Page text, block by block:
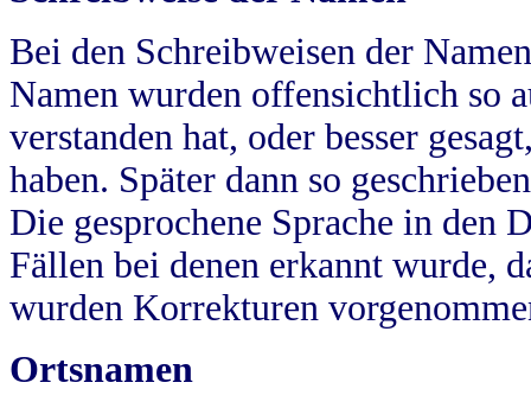
Bei den Schreibweisen der
Namen wurden offensichtlich so
verstanden hat, oder besser
haben. Später dann so
Die gesprochene Sprache in
Fällen bei denen erkannt wurde,
wurden Korrekturen
Ortsnamen